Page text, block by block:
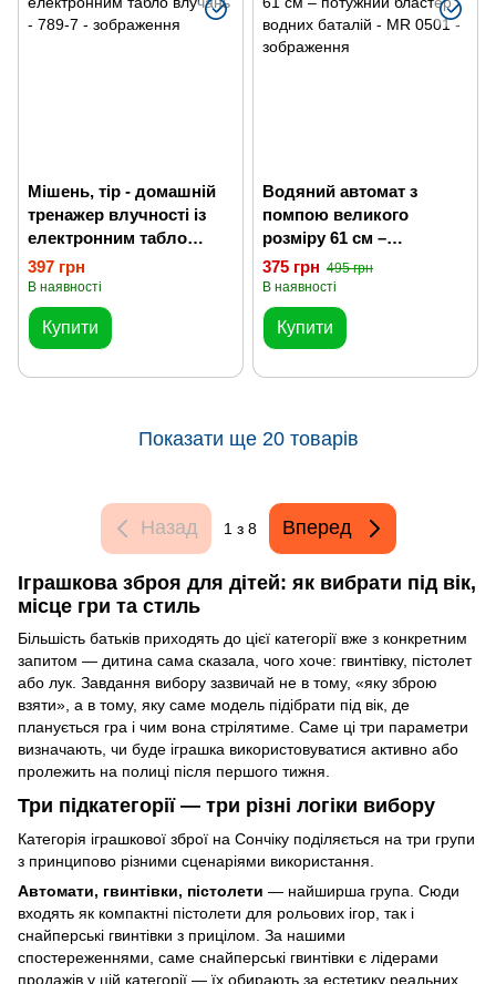
Мішень, тір - домашній
тренажер влучності із
електронним табло
влучань
397 грн
В наявності
Купити
Водяний автомат з
помпою великого
розміру 61 см –
потужний бластер
водних баталій
375 грн 495 грн
В наявності
Купити
Показати ще 20 товарів
Назад 1 з 8 Вперед
Іграшкова зброя для дітей: як вибрати під вік,
місце гри та стиль
Більшість батьків приходять до цієї категорії вже з конкретним
запитом — дитина сама сказала, чого хоче: гвинтівку, пістолет
або лук. Завдання вибору зазвичай не в тому, «яку зброю
взяти», а в тому, яку саме модель підібрати під вік, де
планується гра і чим вона стрілятиме. Саме ці три параметри
визначають, чи буде іграшка використовуватися активно або
пролежить на полиці після першого тижня.
Три підкатегорії — три різні логіки вибору
Категорія іграшкової зброї на Сончіку поділяється на три групи
з принципово різними сценаріями використання.
Автомати, гвинтівки, пістолети — найширша група. Сюди
входять як компактні пістолети для рольових ігор, так і
снайперські гвинтівки з прицілом. За нашими
спостереженнями, саме снайперські гвинтівки є лідерами
продажів у цій категорії — їх обирають за естетику реальних